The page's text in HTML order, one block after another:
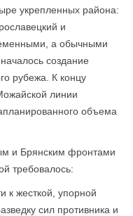
укрепленных района:
и
а обычными
создание
рубежа. К концу
линии
объема
и Брянским фронтами
требовалось:
к жесткой, упорной
сил противника и